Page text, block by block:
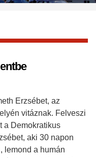
Erzsébet, az
vitáznak. Felveszi
a Demokratikus
aki 30 napon
lemond a humán